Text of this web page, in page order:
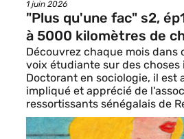
Date
de
publication
1 juin 2026
"Plus qu'une fac" s2,
à 5000 kilomètres de
Découvrez chaque mois dans
voix étudiante sur des choses
Doctorant en sociologie, il est
impliqué et apprécié de
ressortissants sénégalais de
Image